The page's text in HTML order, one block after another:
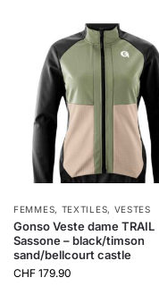
FEMMES, TEXTILES, VESTES
Gonso Veste dame TRAIL
Sassone – black/timson
sand/bellcourt castle
CHF 179.90